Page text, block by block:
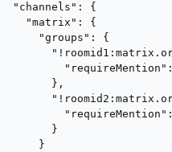
  "channels": {
    "matrix": {
      "groups": {
        },
        }
      }